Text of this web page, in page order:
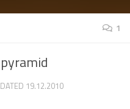
1
19.12.2010